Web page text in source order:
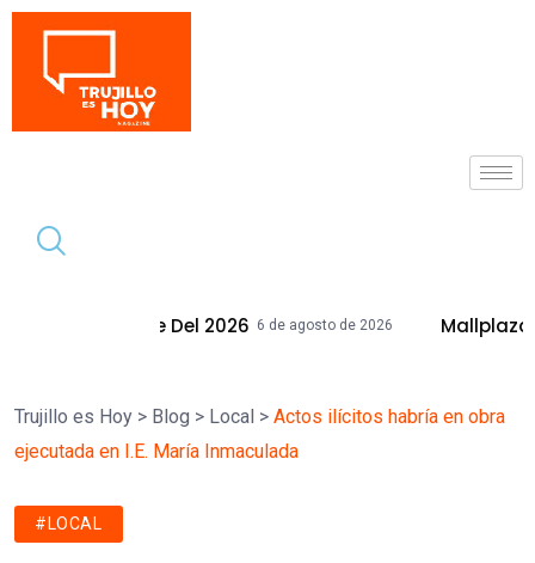
6 de agosto de 2026 Mallplaza Trujillo Celebrará El
Trujillo es Hoy > Blog > Local > Actos ilícitos habría en obra
ejecutada en I.E. María Inmaculada
#LOCAL